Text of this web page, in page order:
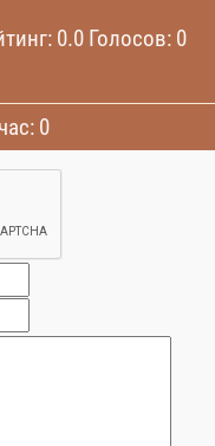
0.0 Голосов: 0
0